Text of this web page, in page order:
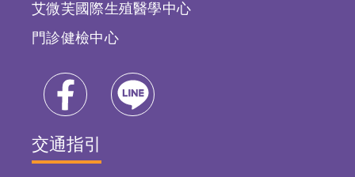
艾微芙國際生殖醫學中心
門診健檢中心
交通指引